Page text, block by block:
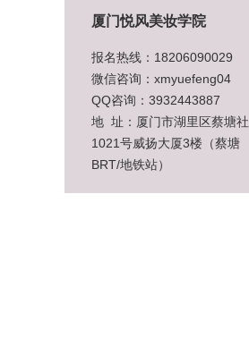
厦门悦风美妆学院
报名热线：18206090029
微信咨询：xmyuefeng04
QQ咨询：3932443887
地 址：厦门市湖里区蔡塘社
1021号威扬大厦3楼（蔡塘
BRT/地铁站）